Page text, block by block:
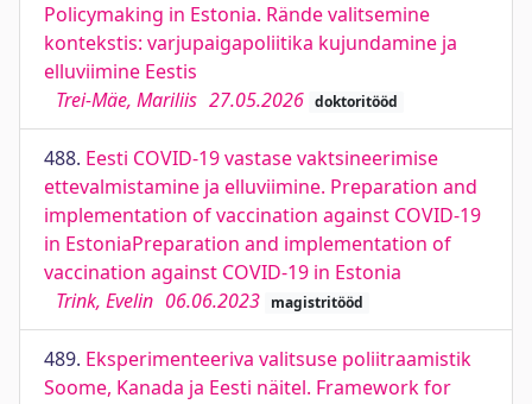
Policymaking in Estonia. Rände valitsemine
kontekstis: varjupaigapoliitika kujundamine ja
elluviimine Eestis
Trei-Mäe, Mariliis 27.05.2026 doktoritööd
488. Eesti COVID-19 vastase vaktsineerimise
ettevalmistamine ja elluviimine. Preparation and
implementation of vaccination against COVID-19
in EstoniaPreparation and implementation of
vaccination against COVID-19 in Estonia
Trink, Evelin 06.06.2023 magistritööd
489. Eksperimenteeriva valitsuse poliitraamistik
Soome, Kanada ja Eesti näitel. Framework for